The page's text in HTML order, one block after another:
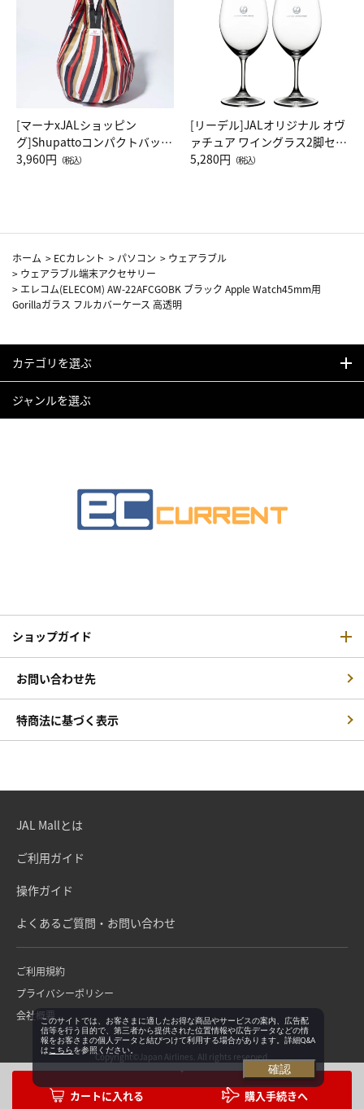
購入手続きへ
[マーナxJALショッピン
グ]Shupattoコンパクトバッグ
Drop JAL客室乗務員（LC）ス
3,960円 （税込）
[リーデル]JALオリジナル オヴ
ァチュア ワイングラス2脚セッ
ト（レッドワイン）
5,280円 （税込）
ホーム > ECカレント > パソコン > ウェアラブル
> ウェアラブル端末アクセサリー
> エレコム(ELECOM) AW-22AFCGOBK ブラック Apple Watch45mm用
Gorillaガラス フルカバーケース 高透明
カテゴリを選ぶ
ジャンルを選ぶ
ショップガイド
お問い合わせ先
特商法に基づく表示
JAL Mallとは
ご利用ガイド
操作ガイド
よくあるご質問・お問い合わせ
ご利用規約
プライバシーポリシー
会社概要
Copyright©Japan Airlines. All rights reserved.
このサイトでは、お客さまに適したお得な商品やサービスの案内、広告配
信等を行う目的で、第三者から提供された位置情報や広告データなどの情
報をお客さまの個人データと結びつけて利用する場合があります。詳細Q&A
は こちらを参照ください。
確認